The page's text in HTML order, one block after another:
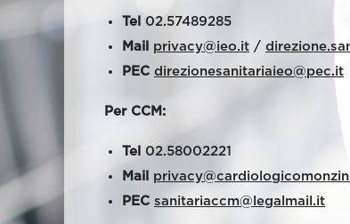
Tel 02.57489285
Mail
privacy@ieo.it /
PEC direzionesanitariaieo@pec.it
Per CCM:
Tel 02.58002221
Mail
PEC sanitariaccm@legalmail.it